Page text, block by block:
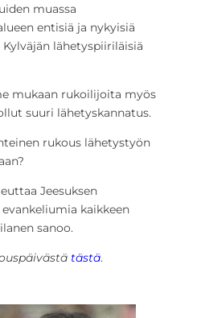
muassa
entisiä ja nykyisiä
lähetyspiiriläisiä
mukaan rukoilijoita myös
suuri lähetyskannatus.
rukous lähetystyön
Jeesuksen
kaikkeen
sanoo.
tästä.